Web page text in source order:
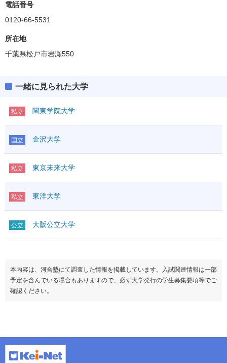
電話番号
0120-66-5531
所在地
千葉県松戸市岩瀬550
一緒に見られた大学
私立 関東学院大学
国立 金沢大学
私立 東京未来大学
私立 東洋大学
公立 大阪公立大学
本内容は、河合塾にて調査した情報を掲載しています。入試関連情報は一部
予定を含んでいる場合もありますので、必ず大学発行の学生募集要項等でご
確認ください。